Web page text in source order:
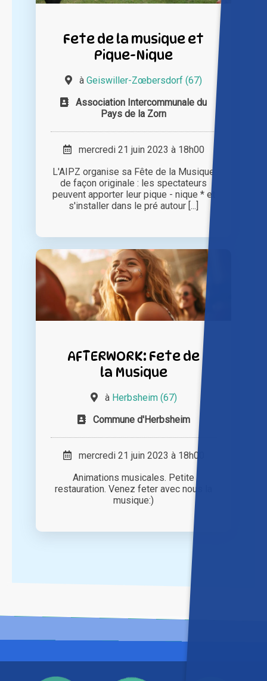
Fete de la musique et
Pique-Nique
à Geiswiller-Zœbersdorf (67)
Association Intercommunale du
Pays de la Zorn
mercredi 21 juin 2023 à 18h00
L'AIPZ organise sa Fête de la Musique
de façon originale : les spectateurs
peuvent apporter leur pique - nique * et
s'installer dans le pré autour [...]
AFTERWORK: Fete de
la Musique
à Herbsheim (67)
Commune d'Herbsheim
mercredi 21 juin 2023 à 18h00
Animations musicales. Petite
restauration. Venez feter avec nous la
musique:)